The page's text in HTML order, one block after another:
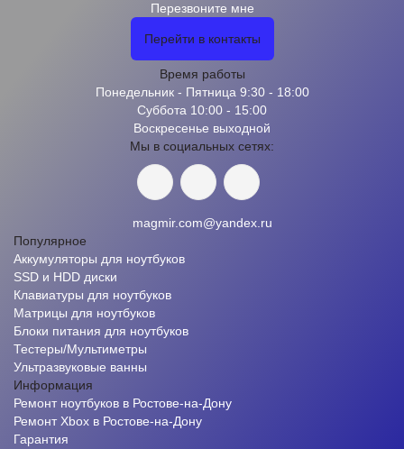
Перезвоните мне
Перейти в контакты
Время работы
Понедельник - Пятница 9:30 - 18:00
Суббота 10:00 - 15:00
Воскресенье выходной
Мы в социальных сетях:
magmir.com@yandex.ru
Популярное
Аккумуляторы для ноутбуков
SSD и HDD диски
Клавиатуры для ноутбуков
Матрицы для ноутбуков
Блоки питания для ноутбуков
Тестеры/Мультиметры
Ультразвуковые ванны
Информация
Ремонт ноутбуков в Ростове-на-Дону
Ремонт Xbox в Ростове-на-Дону
Гарантия